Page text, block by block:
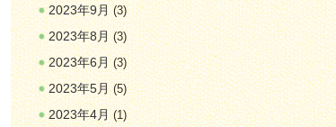
2023年9月(3)
2023年8月(3)
2023年6月(3)
2023年5月(5)
2023年4月(1)